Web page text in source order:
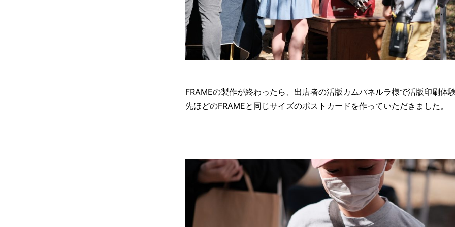
FRAMEの製作が終わったら、出店者の活版カムパネルラ様で活版印刷体
先ほどのFRAMEと同じサイズのポストカードを作っていただきました。